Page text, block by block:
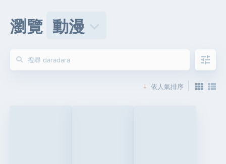
瀏覽 動漫 keyboard_arrow_down
tune
依人氣排序